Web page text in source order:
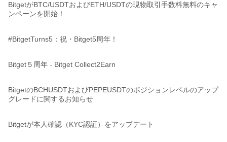
BitgetがBTC/USDTおよびETH/USDTの現物取引手数料無料のキャ
ンペーンを開始！
#BitgetTurns5：祝・Bitget5周年！
Bitget５周年 - Bitget Collect2Earn
BitgetのBCHUSDTおよびPEPEUSDTのポジションレベルのアップ
グレードに関するお知らせ
Bitgetが本人確認（KYC認証）をアップデート